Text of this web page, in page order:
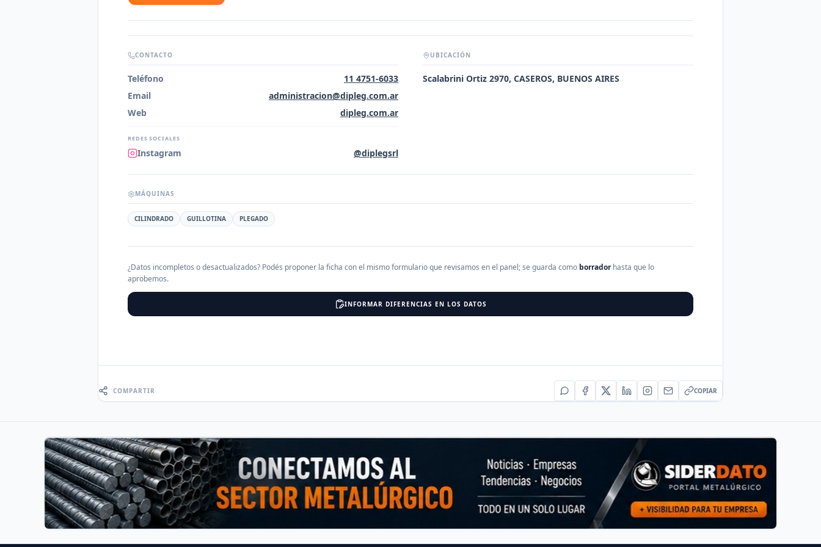
CONTACTO
Teléfono
11 4751-6033
Email
administracion@dipleg.com.ar
Web
dipleg.com.ar
REDES SOCIALES
Instagram @diplegsrl
UBICACIÓN
Scalabrini Ortiz 2970, CASEROS, BUENOS AIRES
MÁQUINAS
CILINDRADO GUILLOTINA PLEGADO
¿Datos incompletos o desactualizados? Podés proponer la ficha con el mismo formulario que revisamos en el panel; se guarda como borradorhasta que lo
aprobemos.
INFORMAR DIFERENCIAS EN LOS DATOS
COMPARTIR COPIAR